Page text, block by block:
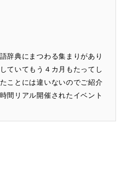
辞典にまつわる集まりがあり
ていてもう４カ月もたってし
ことには違いないのでご紹介
間リアル開催されたイベント